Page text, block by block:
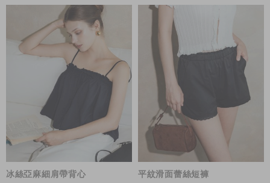
冰絲亞麻細肩帶背心
平紋滑面蕾絲短褲